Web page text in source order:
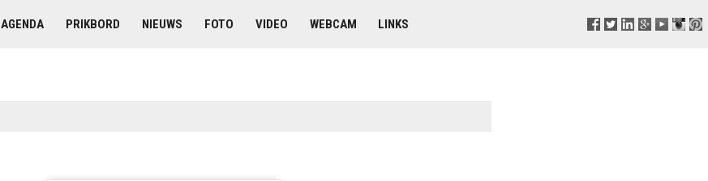
AGENDA PRIKBORD NIEUWS FOTO VIDEO WEBCAM LINKS